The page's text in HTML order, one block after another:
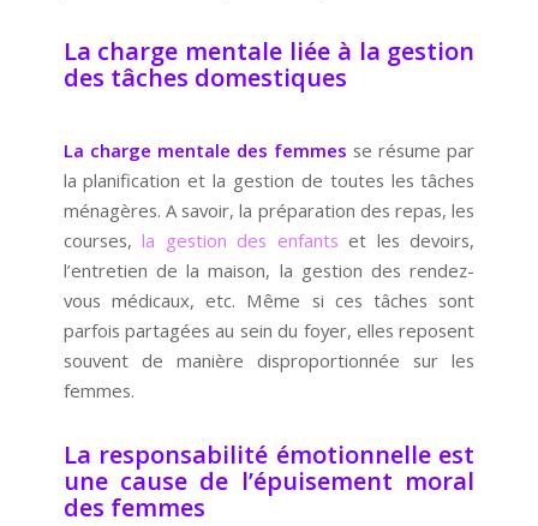
La charge mentale liée à la gestion
des tâches domestiques
La charge mentale des femmes se résume par
la planification et la gestion de toutes les tâches
ménagères. A savoir, la préparation des repas, les
courses,la gestion des enfants et les devoirs,
l’entretien de la maison, la gestion des rendez-
vous médicaux, etc. Même si ces tâches sont
parfois partagées au sein du foyer, elles reposent
souvent de manière disproportionnée sur les
femmes.
La responsabilité émotionnelle est
une cause de l’épuisement moral
des femmes